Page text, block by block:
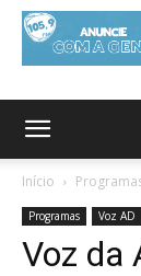
Início
Programas Voz AD
Voz da